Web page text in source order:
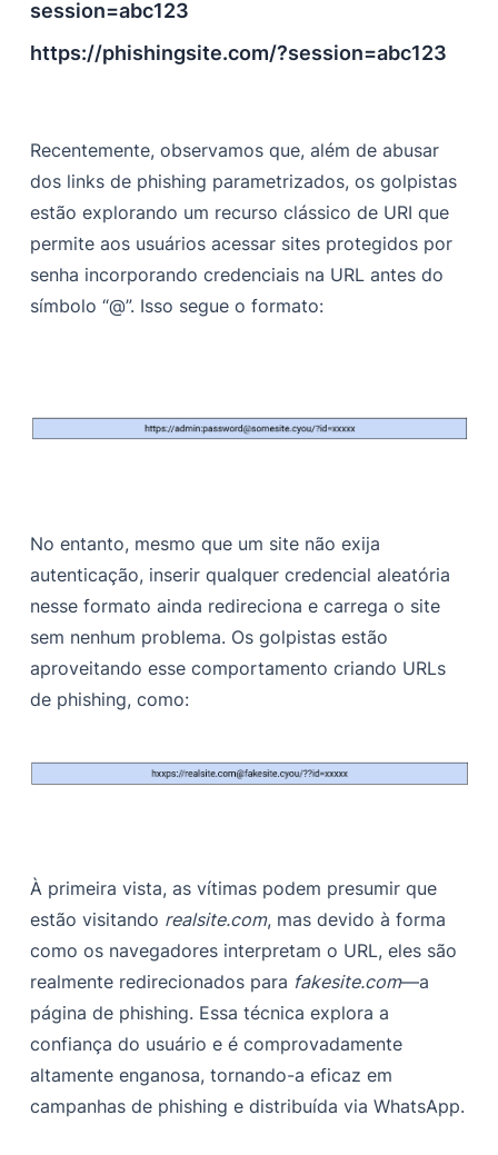
session=abc123
https://phishingsite.com/?session=abc123
Recentemente, observamos que, além de abusar
dos links de phishing parametrizados, os golpistas
estão explorando um recurso clássico de URI que
permite aos usuários acessar sites protegidos por
senha incorporando credenciais na URL antes do
símbolo “@”. Isso segue o formato:
No entanto, mesmo que um site não exija
autenticação, inserir qualquer credencial aleatória
nesse formato ainda redireciona e carrega o site
sem nenhum problema. Os golpistas estão
aproveitando esse comportamento criando URLs
de phishing, como:
À primeira vista, as vítimas podem presumir que
estão visitando realsite.com, mas devido à forma
como os navegadores interpretam o URL, eles são
realmente redirecionados para fakesite.com—a
página de phishing. Essa técnica explora a
confiança do usuário e é comprovadamente
altamente enganosa, tornando-a eficaz em
campanhas de phishing e distribuída via WhatsApp.